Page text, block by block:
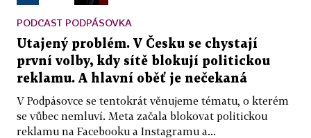
PODCAST PODPÁSOVKA
Utajený problém. V Česku se chystají
první volby, kdy sítě blokují politickou
reklamu. A hlavní oběť je nečekaná
V Podpásovce se tentokrát věnujeme tématu, o kterém
se vůbec nemluví. Meta začala blokovat politickou
reklamu na Facebooku a Instagramu a...